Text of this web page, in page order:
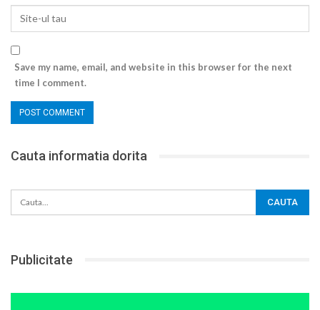
Save my name, email, and website in this browser for the next
time I comment.
Cauta informatia dorita
Publicitate